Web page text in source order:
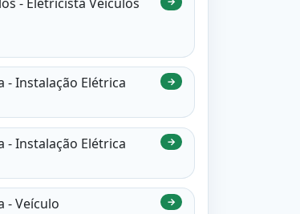
- Instalação Elétrica →
- Instalação Elétrica →
- Veículo →